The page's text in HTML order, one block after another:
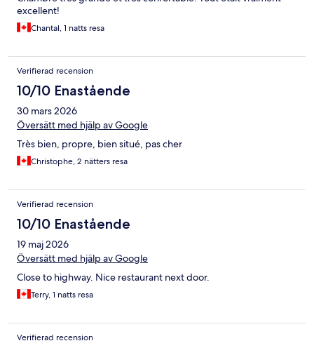
excellent!
Chantal, 1 natts resa
Verifierad recension
10/10 Enastående
30 mars 2026
Översätt med hjälp av Google
Très bien, propre, bien situé, pas cher
Christophe, 2 nätters resa
Verifierad recension
10/10 Enastående
19 maj 2026
Översätt med hjälp av Google
Close to highway. Nice restaurant next door.
Terry, 1 natts resa
Verifierad recension